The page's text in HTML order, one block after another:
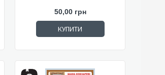
50,00 грн
КУПИТИ